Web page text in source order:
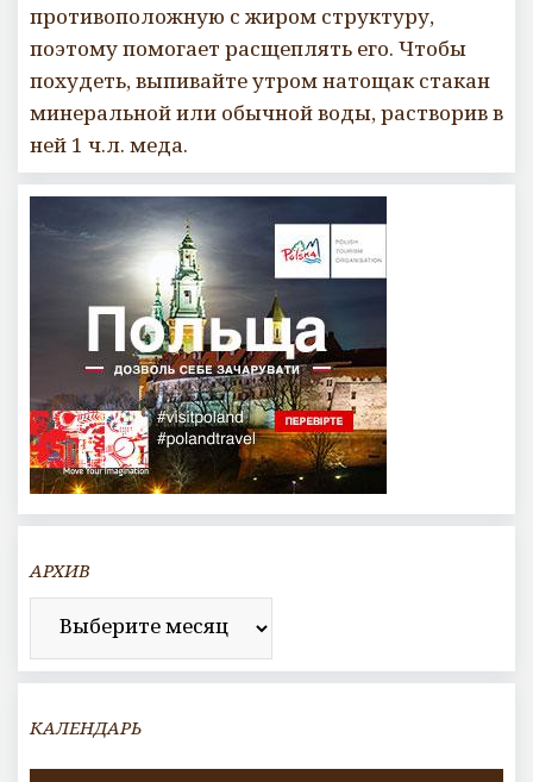
противоположную с жиром структуру,
поэтому помогает расщеплять его. Чтобы
похудеть, выпивайте утром натощак стакан
минеральной или обычной воды, растворив в
ней 1 ч.л. меда.
АРХИВ
Архив
КАЛЕНДАРЬ